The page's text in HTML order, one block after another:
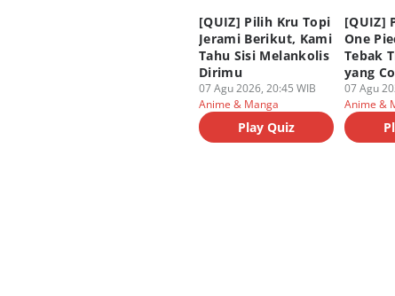
[QUIZ] Pilih Kru Topi
Jerami Berikut, Kami
Tahu Sisi Melankolis
Dirimu
07 Agu 2026, 20:45 WIB
Anime & Manga
Play Quiz
[QUIZ]
One
Tebak
yang
07 Agu
Anime &